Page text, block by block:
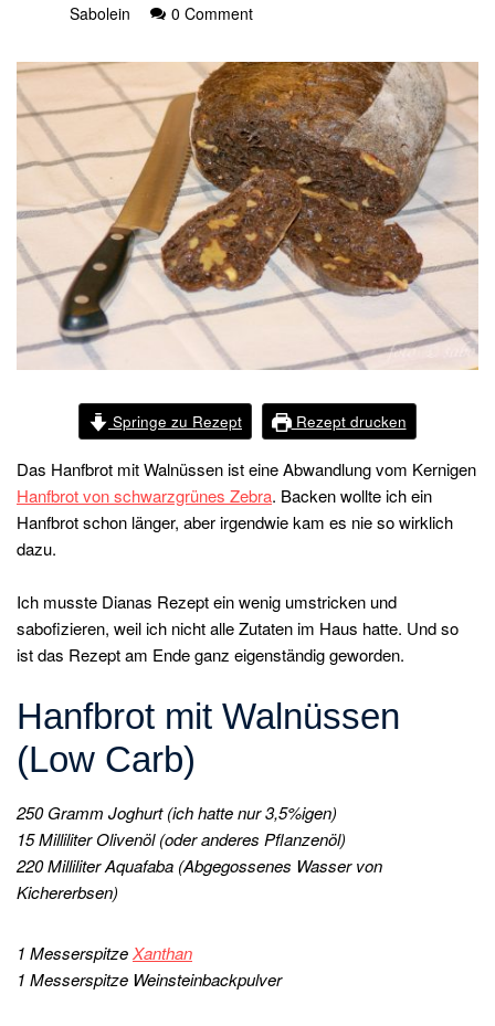
Sabolein 0 Comment
Springe zu Rezept Rezept drucken
Das Hanfbrot mit Walnüssen ist eine Abwandlung vom Kernigen
Hanfbrot von schwarzgrünes Zebra. Backen wollte ich ein
Hanfbrot schon länger, aber irgendwie kam es nie so wirklich
dazu.
Ich musste Dianas Rezept ein wenig umstricken und
sabofizieren, weil ich nicht alle Zutaten im Haus hatte. Und so
ist das Rezept am Ende ganz eigenständig geworden.
Hanfbrot mit Walnüssen
(Low Carb)
250 Gramm Joghurt (ich hatte nur 3,5%igen)
15 Milliliter Olivenöl (oder anderes Pflanzenöl)
220 Milliliter Aquafaba (Abgegossenes Wasser von
Kichererbsen)
1 MesserspitzeXanthan
1 Messerspitze Weinsteinbackpulver